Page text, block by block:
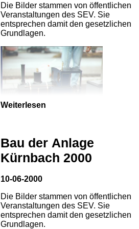
Die Bilder stammen von öffentlichen
Veranstaltungen des SEV. Sie
entsprechen damit den gesetzlichen
Grundlagen.
Weiterlesen
Bau der Anlage
Kürnbach 2000
10-06-2000
Die Bilder stammen von öffentlichen
Veranstaltungen des SEV. Sie
entsprechen damit den gesetzlichen
Grundlagen.